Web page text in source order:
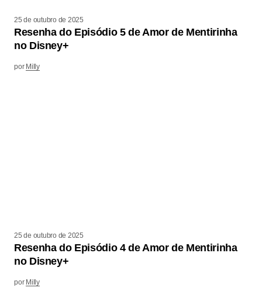
25 de outubro de 2025
Resenha do Episódio 5 de Amor de Mentirinha
no Disney+
por Milly
25 de outubro de 2025
Resenha do Episódio 4 de Amor de Mentirinha
no Disney+
por Milly